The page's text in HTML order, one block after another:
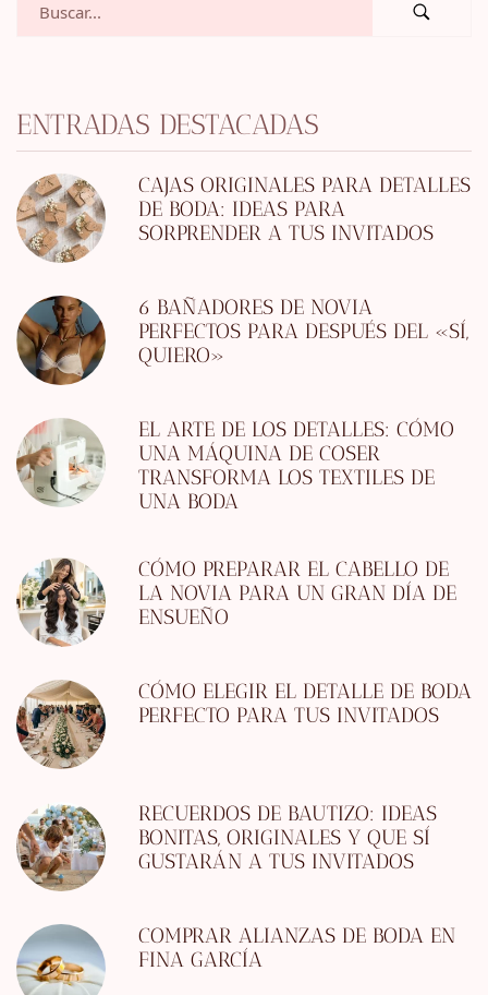
ENTRADAS DESTACADAS
CAJAS ORIGINALES PARA DETALLES
DE BODA: IDEAS PARA
SORPRENDER A TUS INVITADOS
6 BAÑADORES DE NOVIA
PERFECTOS PARA DESPUÉS DEL «SÍ,
QUIERO»
EL ARTE DE LOS DETALLES: CÓMO
UNA MÁQUINA DE COSER
TRANSFORMA LOS TEXTILES DE
UNA BODA
CÓMO PREPARAR EL CABELLO DE
LA NOVIA PARA UN GRAN DÍA DE
ENSUEÑO
CÓMO ELEGIR EL DETALLE DE BODA
PERFECTO PARA TUS INVITADOS
RECUERDOS DE BAUTIZO: IDEAS
BONITAS, ORIGINALES Y QUE SÍ
GUSTARÁN A TUS INVITADOS
COMPRAR ALIANZAS DE BODA EN
FINA GARCÍA